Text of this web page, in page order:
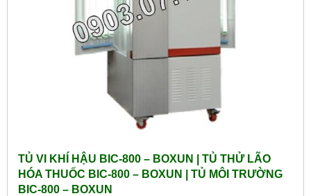
TỦ VI KHÍ HẬU BIC-800 – BOXUN | TỦ THỬ LÃO
HÓA THUỐC BIC-800 – BOXUN | TỦ MÔI TRƯỜNG
BIC-800 – BOXUN